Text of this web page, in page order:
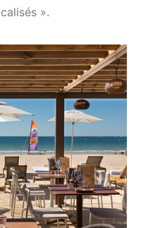
».